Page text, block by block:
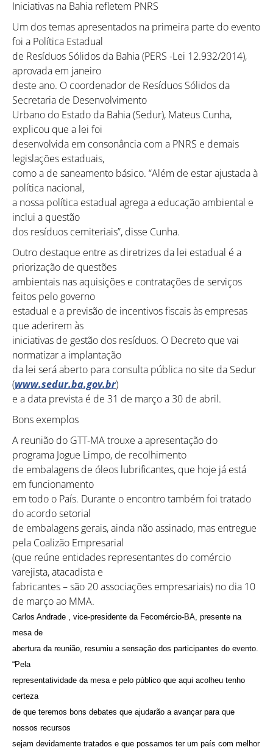
Como utilizar
Iniciativas na Bahia refletem PNRS
Um dos temas apresentados na primeira parte do evento
foi a Política Estadual
de Resíduos Sólidos da Bahia (PERS -Lei 12.932/2014),
aprovada em janeiro
deste ano. O coordenador de Resíduos Sólidos da
Secretaria de Desenvolvimento
Urbano do Estado da Bahia (Sedur), Mateus Cunha,
explicou que a lei foi
desenvolvida em consonância com a PNRS e demais
legislações estaduais,
como a de saneamento básico. “Além de estar ajustada à
política nacional,
a nossa política estadual agrega a educação ambiental e
inclui a questão
dos resíduos cemiteriais”, disse Cunha.
Outro destaque entre as diretrizes da lei estadual é a
priorização de questões
ambientais nas aquisições e contratações de serviços
feitos pelo governo
estadual e a previsão de incentivos fiscais às empresas
que aderirem às
iniciativas de gestão dos resíduos. O Decreto que vai
normatizar a implantação
da lei será aberto para consulta pública no site da Sedur
(www.sedur.ba.gov.br)
e a data prevista é de 31 de março a 30 de abril.
Bons exemplos
A reunião do GTT-MA trouxe a apresentação do
programa Jogue Limpo, de recolhimento
de embalagens de óleos lubrificantes, que hoje já está
em funcionamento
em todo o País. Durante o encontro também foi tratado
do acordo setorial
de embalagens gerais, ainda não assinado, mas entregue
pela Coalizão Empresarial
(que reúne entidades representantes do comércio
varejista, atacadista e
fabricantes – são 20 associações empresariais) no dia 10
de março ao MMA.
Carlos Andrade , vice-presidente da Fecomércio-BA, presente na
mesa de
abertura da reunião, resumiu a sensação dos participantes do evento.
“Pela
representatividade da mesa e pelo público que aqui acolheu tenho
certeza
de que teremos bons debates que ajudarão a avançar para que
nossos recursos
sejam devidamente tratados e que possamos ter um país com melhor